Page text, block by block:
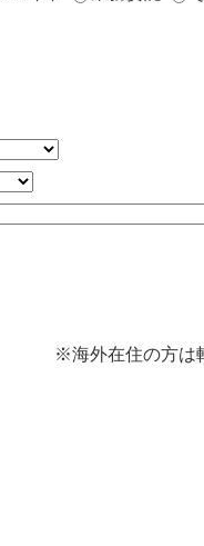
※海外在住の方は